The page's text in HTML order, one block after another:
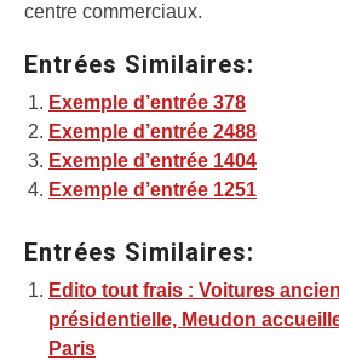
centre commerciaux.
Entrées Similaires:
Exemple d’entrée 378
Exemple d’entrée 2488
Exemple d’entrée 1404
Exemple d’entrée 1251
Entrées Similaires:
Edito tout frais : Voitures
présidentielle, Meudon
Paris